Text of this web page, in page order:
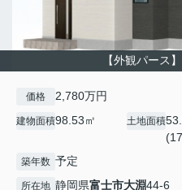
【外観パース
価格 2,780万円
建物面積98.53㎡ 土地面積
築年数 予定
所在地 静岡県富士市大淵44-6